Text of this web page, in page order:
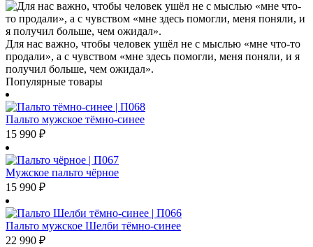
Для нас важно, чтобы человек ушёл не с мыслью «мне что-то
продали», а с чувством «мне здесь помогли, меня поняли, и я
получил больше, чем ожидал».
Популярные товары
Пальто мужское тёмно-синее
15 990 ₽
Мужское пальто чёрное
15 990 ₽
Пальто мужское Шелби тёмно-синее
22 990 ₽